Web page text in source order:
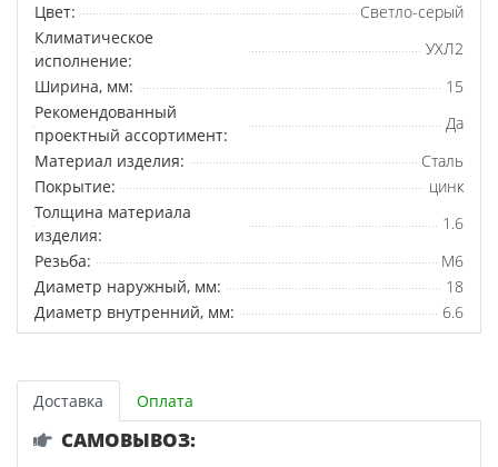
Цвет:
Светло-серый
Климатическое
исполнение:
УХЛ2
Ширина, мм:
15
Рекомендованный
проектный ассортимент:
Да
Материал изделия:
Сталь
Покрытие:
цинк
Толщина материала
изделия:
1.6
Резьба:
M6
Диаметр наружный, мм:
18
Диаметр внутренний, мм:
6.6
Доставка Оплата
САМОВЫВОЗ: